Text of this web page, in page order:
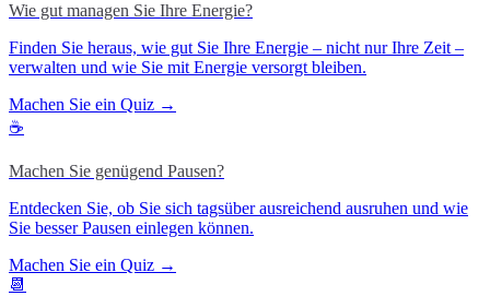
Wie gut managen Sie Ihre Energie?
Finden Sie heraus, wie gut Sie Ihre Energie – nicht nur Ihre Zeit –
verwalten und wie Sie mit Energie versorgt bleiben.
Machen Sie ein Quiz →
☕
Machen Sie genügend Pausen?
Entdecken Sie, ob Sie sich tagsüber ausreichend ausruhen und wie
Sie besser Pausen einlegen können.
Machen Sie ein Quiz →
📆